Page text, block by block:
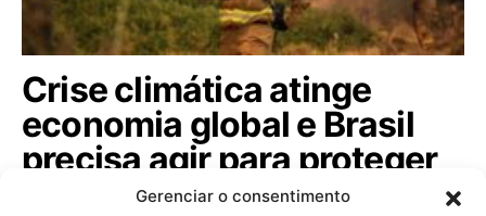
Gerenciar o consentimento
Crise climática atinge
economia global e Brasil
precisa agir para proteger
seu agronegócio; veja